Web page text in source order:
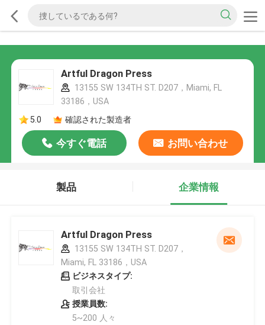
Artful Dragon Press
13155 SW 134TH ST. D207，Miami, FL
33186，USA
5.0
確認された製造者
今すぐ電話 お問い合わせ
製品 企業情報
Artful Dragon Press
13155 SW 134TH ST. D207，
Miami, FL 33186，USA
ビジネスタイプ:
取引会社
授業員数:
5~200 人々